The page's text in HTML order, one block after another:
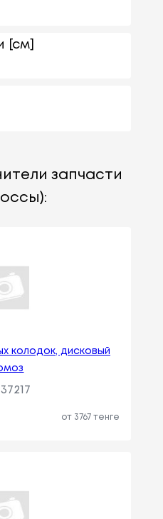
[см]
запчасти
колодок, дисковый
от 3767 тенге